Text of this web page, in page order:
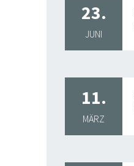
23.
JUNI
11.
MÄRZ